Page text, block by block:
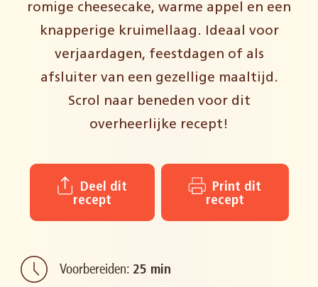
romige cheesecake, warme appel en een
knapperige kruimellaag .
Ideaal voor
verjaardagen, feestdagen of als
afsluiter van een gezellige maaltijd.
Scrol naar beneden voor dit
overheerlijke recept!
recept
recept
Voorbereiden: 25 min